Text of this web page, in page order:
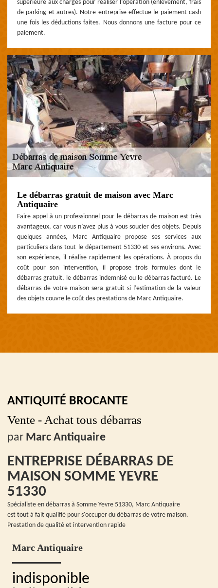
supérieure aux charges pour réaliser l’opération (enlèvement, frais
de parking et autres). Notre entreprise effectue le paiement cash
une fois les déductions faites. Nous donnons une facture pour ce
paiement.
Le débarras gratuit de maison avec Marc
Antiquaire
Faire appel à un professionnel pour le débarras de maison est très
avantageux, car vous n’avez plus à vous soucier des objets. Depuis
quelques années, Marc Antiquaire propose ses services aux
particuliers dans tout le département 51330 et ses environs. Avec
son expérience, il réalise rapidement les opérations. À propos du
coût pour son intervention, il propose trois formules dont le
débarras gratuit, le débarras indemnisé ou le débarras facturé. Le
débarras de votre maison sera gratuit si l’estimation de la valeur
des objets couvre le coût des prestations de Marc Antiquaire.
ANTIQUITÉ BROCANTE
Vente - Achat tous débarras
par Marc Antiquaire
ENTREPRISE DÉBARRAS DE
MAISON SOMME YEVRE
51330
Spécialiste en débarras à Somme Yevre 51330, Marc Antiquaire
est tout à fait qualifié pour s'occuper du débarras de votre maison.
Prestation de qualité et intervention rapide
Marc Antiquaire
indisponible